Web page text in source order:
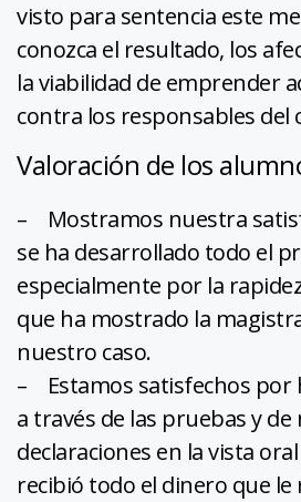
visto para sentencia este
conozca el resultado, los
la viabilidad de emprender
contra los responsables del
Valoración de los
– Mostramos nuestra
se ha desarrollado todo el
especialmente por la
que ha mostrado la
nuestro caso.
– Estamos satisfechos por
a través de las pruebas y
declaraciones en la vista
recibió todo el dinero que le